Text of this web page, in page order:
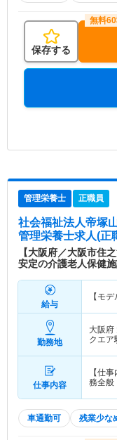
保存する
管理栄養士 正職員
社会福祉法人帝塚
管理栄養士求人(正
【大阪府／大阪市住
安定の介護老人保健
給与
【モデ
勤務地
大阪府
クエア
仕事内容
【仕
務全般
車通勤可 残業少な